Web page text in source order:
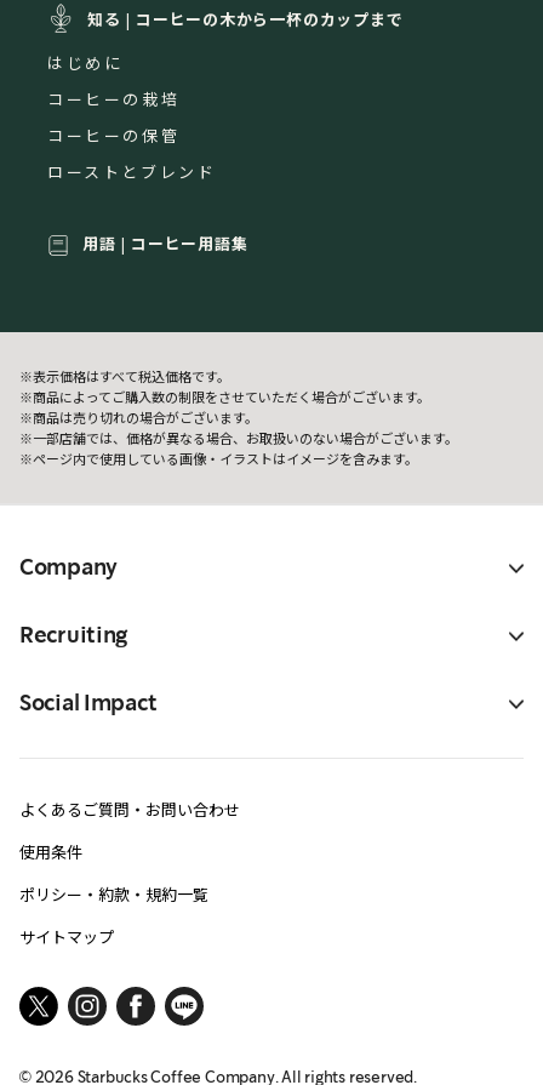
知る | コーヒーの木から一杯のカップまで
はじめに
コーヒーの栽培
コーヒーの保管
ローストとブレンド
用語 | コーヒー用語集
※表示価格はすべて税込価格です。
※商品によってご購入数の制限をさせていただく場合がございます。
※商品は売り切れの場合がございます。
※一部店舗では、価格が異なる場合、お取扱いのない場合がございます。
※ページ内で使用している画像・イラストはイメージを含みます。
Company
Recruiting
Social Impact
よくあるご質問・お問い合わせ
使用条件
ポリシー・約款・規約一覧
サイトマップ
© 2026Starbucks Coffee Company. All rights reserved.